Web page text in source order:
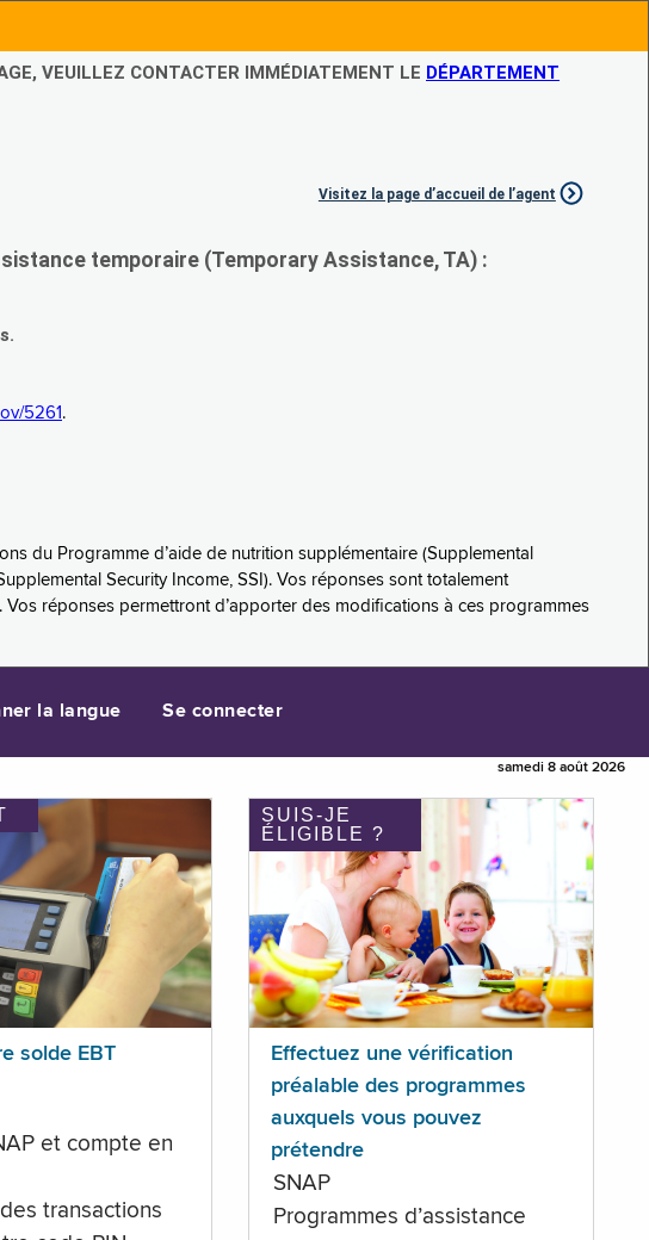
VEUILLEZ CONTACTER IMMÉDIATEMENT LE DÉPARTEMENT
Visitez la page d’accueil de l’agent
temporaire (Temporary Assistance, TA) :
5261.
du Programme d’aide de nutrition supplémentaire (Supplemental
Security Income, SSI). Vos réponses sont totalement
réponses permettront d’apporter des modifications à ces programmes
la langue Se connecter
samedi 8 août 2026
solde EBT
et compte en
transactions
SUIS-JE
ÉLIGIBLE ?
Effectuez une vérification
préalable des programmes
auxquels vous pouvez
prétendre
SNAP
Programmes d’assistance